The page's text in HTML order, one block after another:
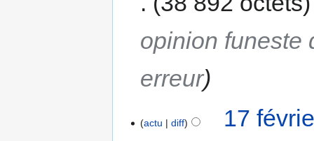
opinion funeste
erreur
actu diff
17